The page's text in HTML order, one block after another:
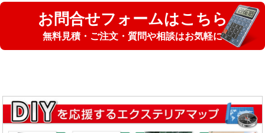
お問合せフォームはこちら
無料見積・ご注文・質問や相談はお気軽に